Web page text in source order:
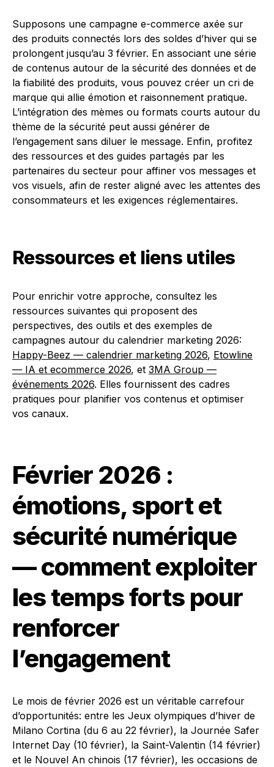
Supposons une campagne e-commerce axée sur
des produits connectés lors des soldes d’hiver qui se
prolongent jusqu’au 3 février. En associant une série
de contenus autour de la sécurité des données et de
la fiabilité des produits, vous pouvez créer un cri de
marque qui allie émotion et raisonnement pratique.
L’intégration des mèmes ou formats courts autour du
thème de la sécurité peut aussi générer de
l’engagement sans diluer le message. Enfin, profitez
des ressources et des guides partagés par les
partenaires du secteur pour affiner vos messages et
vos visuels, afin de rester aligné avec les attentes des
consommateurs et les exigences réglementaires.
Ressources et liens utiles
Pour enrichir votre approche, consultez les
ressources suivantes qui proposent des
perspectives, des outils et des exemples de
campagnes autour du calendrier marketing 2026:
Happy-Beez — calendrier marketing 2026, Etowline
— IA et ecommerce 2026, et 3MA Group —
événements 2026. Elles fournissent des cadres
pratiques pour planifier vos contenus et optimiser
vos canaux.
Février 2026 :
émotions, sport et
sécurité numérique
— comment exploiter
les temps forts pour
renforcer
l’engagement
Le mois de février 2026 est un véritable carrefour
d’opportunités: entre les Jeux olympiques d’hiver de
Milano Cortina (du 6 au 22 février), la Journée Safer
Internet Day (10 février), la Saint-Valentin (14 février)
et le Nouvel An chinois (17 février), les occasions de